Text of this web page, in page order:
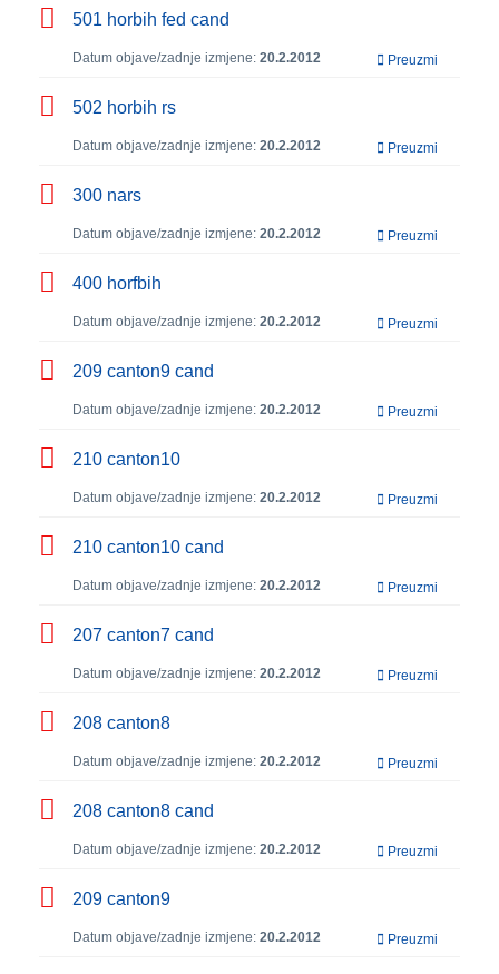
501 horbih fed cand
Datum objave/zadnje izmjene: 20.2.2012 Preuzmi
502 horbih rs
Datum objave/zadnje izmjene: 20.2.2012 Preuzmi
300 nars
Datum objave/zadnje izmjene: 20.2.2012 Preuzmi
400 horfbih
Datum objave/zadnje izmjene: 20.2.2012 Preuzmi
209 canton9 cand
Datum objave/zadnje izmjene: 20.2.2012 Preuzmi
210 canton10
Datum objave/zadnje izmjene: 20.2.2012 Preuzmi
210 canton10 cand
Datum objave/zadnje izmjene: 20.2.2012 Preuzmi
207 canton7 cand
Datum objave/zadnje izmjene: 20.2.2012 Preuzmi
208 canton8
Datum objave/zadnje izmjene: 20.2.2012 Preuzmi
208 canton8 cand
Datum objave/zadnje izmjene: 20.2.2012 Preuzmi
209 canton9
Datum objave/zadnje izmjene: 20.2.2012 Preuzmi